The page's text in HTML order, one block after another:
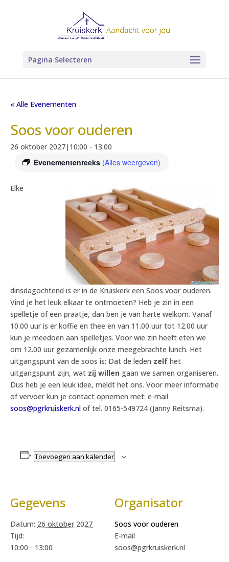
Pagina Selecteren
« Alle Evenementen
Soos voor ouderen
26 oktober 2027|10:00 - 13:00
Evenementenreeks (Alles weergeven)
Elke
dinsdagochtend is er in de Kruiskerk een Soos voor ouderen.
Vind je het leuk elkaar te ontmoeten? Heb je zin in een
spelletje of een praatje, dan ben je van harte welkom. Vanaf
10.00 uur is er koffie en thee en van 11.00 uur tot 12.00 uur
kun je meedoen aan spelletjes. Voor wie zin heeft eten we
om 12.00 uur gezamenlijk onze meegebrachte lunch. Het
uitgangspunt van de soos is: Dat de leden zelf het
uitgangspunt zijn, wat zij willen gaan we samen organiseren.
Dus heb je een leuk idee, meldt het ons. Voor meer informatie
of vervoer kun je contact opnemen met: e-mail
soos@pgrkruiskerk.nl of tel. 0165-549724 (Janny Reitsma).
Toevoegen aan kalender
Gegevens
Datum: 26 oktober 2027
Tijd:
10:00 - 13:00
Organisator
Soos voor ouderen
E-mail
soos@pgrkruiskerk.nl